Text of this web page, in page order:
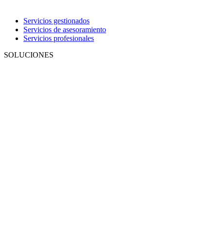
Servicios gestionados
Servicios de asesoramiento
Servicios profesionales
SOLUCIONES